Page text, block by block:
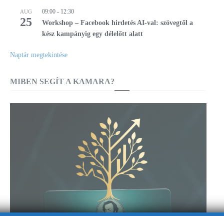
AUG
25
09:00 - 12:30
Workshop – Facebook hirdetés AI-val: szövegtől a
kész kampányig egy délelőtt alatt
Naptár megtekintése
MIBEN SEGÍT A KAMARA?